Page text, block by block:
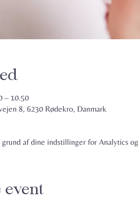
– 10.50
8, 6230 Rødekro, Danmark
af dine indstillinger for Analytics
event